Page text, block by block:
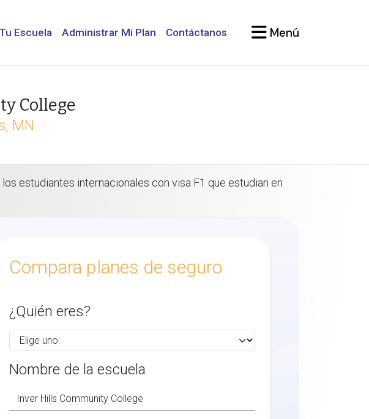
Escuela Administrar Mi Plan Contáctanos Menú
College
MN
estudiantes internacionales con visa F1 que estudian en
Compara planes de seguro
¿Quién eres?
Nombre de la escuela